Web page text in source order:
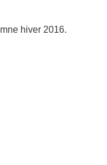
hiver 2016.